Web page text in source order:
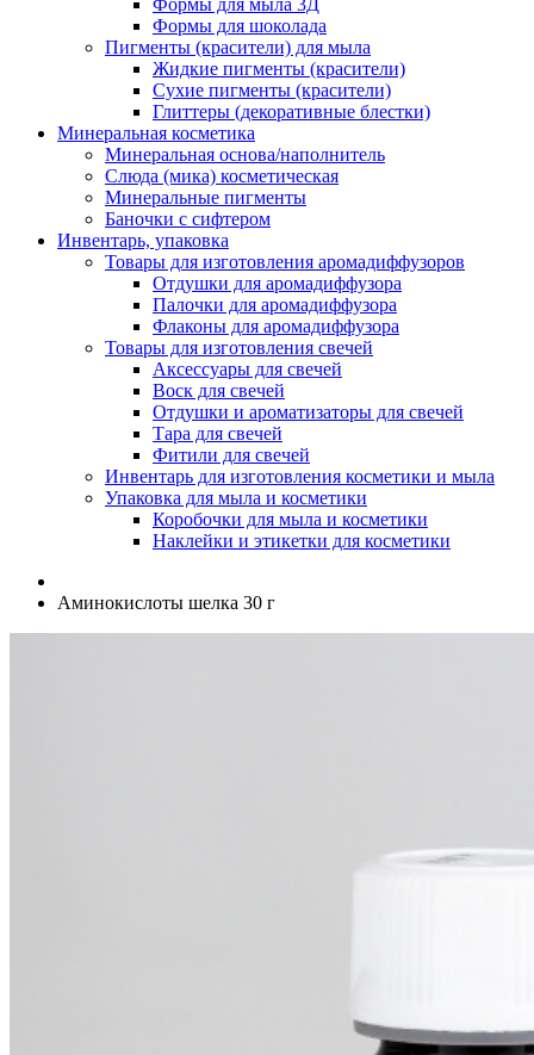
Формы для мыла 3Д
Формы для шоколада
Пигменты (красители) для мыла
Жидкие пигменты (красители)
Сухие пигменты (красители)
Глиттеры (декоративные блестки)
Минеральная косметика
Минеральная основа/наполнитель
Слюда (мика) косметическая
Минеральные пигменты
Баночки с сифтером
Инвентарь, упаковка
Товары для изготовления аромадиффузоров
Отдушки для аромадиффузора
Палочки для аромадиффузора
Флаконы для аромадиффузора
Товары для изготовления свечей
Аксессуары для свечей
Воск для свечей
Отдушки и ароматизаторы для свечей
Тара для свечей
Фитили для свечей
Инвентарь для изготовления косметики и мыла
Упаковка для мыла и косметики
Коробочки для мыла и косметики
Наклейки и этикетки для косметики
Аминокислоты шелка 30 г